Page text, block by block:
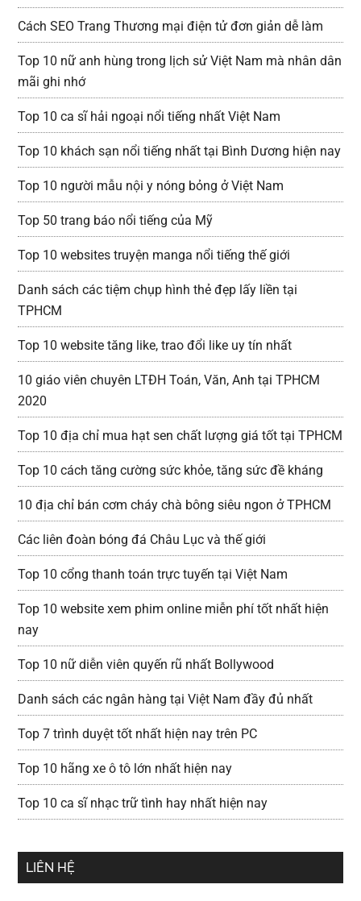
Cách SEO Trang Thương mại điện tử đơn giản dễ làm
Top 10 nữ anh hùng trong lịch sử Việt Nam mà nhân dân
mãi ghi nhớ
Top 10 ca sĩ hải ngoại nổi tiếng nhất Việt Nam
Top 10 khách sạn nổi tiếng nhất tại Bình Dương hiện nay
Top 10 người mẫu nội y nóng bỏng ở Việt Nam
Top 50 trang báo nổi tiếng của Mỹ
Top 10 websites truyện manga nổi tiếng thế giới
Danh sách các tiệm chụp hình thẻ đẹp lấy liền tại
TPHCM
Top 10 website tăng like, trao đổi like uy tín nhất
10 giáo viên chuyên LTĐH Toán, Văn, Anh tại TPHCM
2020
Top 10 địa chỉ mua hạt sen chất lượng giá tốt tại TPHCM
Top 10 cách tăng cường sức khỏe, tăng sức đề kháng
10 địa chỉ bán cơm cháy chà bông siêu ngon ở TPHCM
Các liên đoàn bóng đá Châu Lục và thế giới
Top 10 cổng thanh toán trực tuyến tại Việt Nam
Top 10 website xem phim online miễn phí tốt nhất hiện
nay
Top 10 nữ diễn viên quyến rũ nhất Bollywood
Danh sách các ngân hàng tại Việt Nam đầy đủ nhất
Top 7 trình duyệt tốt nhất hiện nay trên PC
Top 10 hãng xe ô tô lớn nhất hiện nay
Top 10 ca sĩ nhạc trữ tình hay nhất hiện nay
LIÊN HỆ